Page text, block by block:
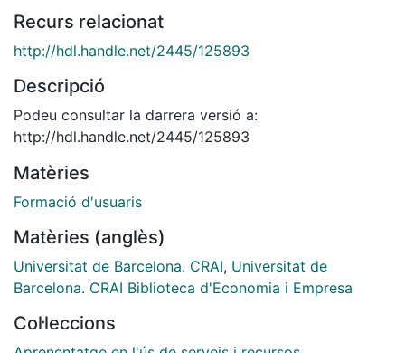
Recurs relacionat
http://hdl.handle.net/2445/125893
Descripció
Podeu consultar la darrera versió a:
http://hdl.handle.net/2445/125893
Matèries
Formació d'usuaris
Matèries (anglès)
Universitat de Barcelona. CRAI, Universitat de
Barcelona. CRAI Biblioteca d'Economia i Empresa
Col·leccions